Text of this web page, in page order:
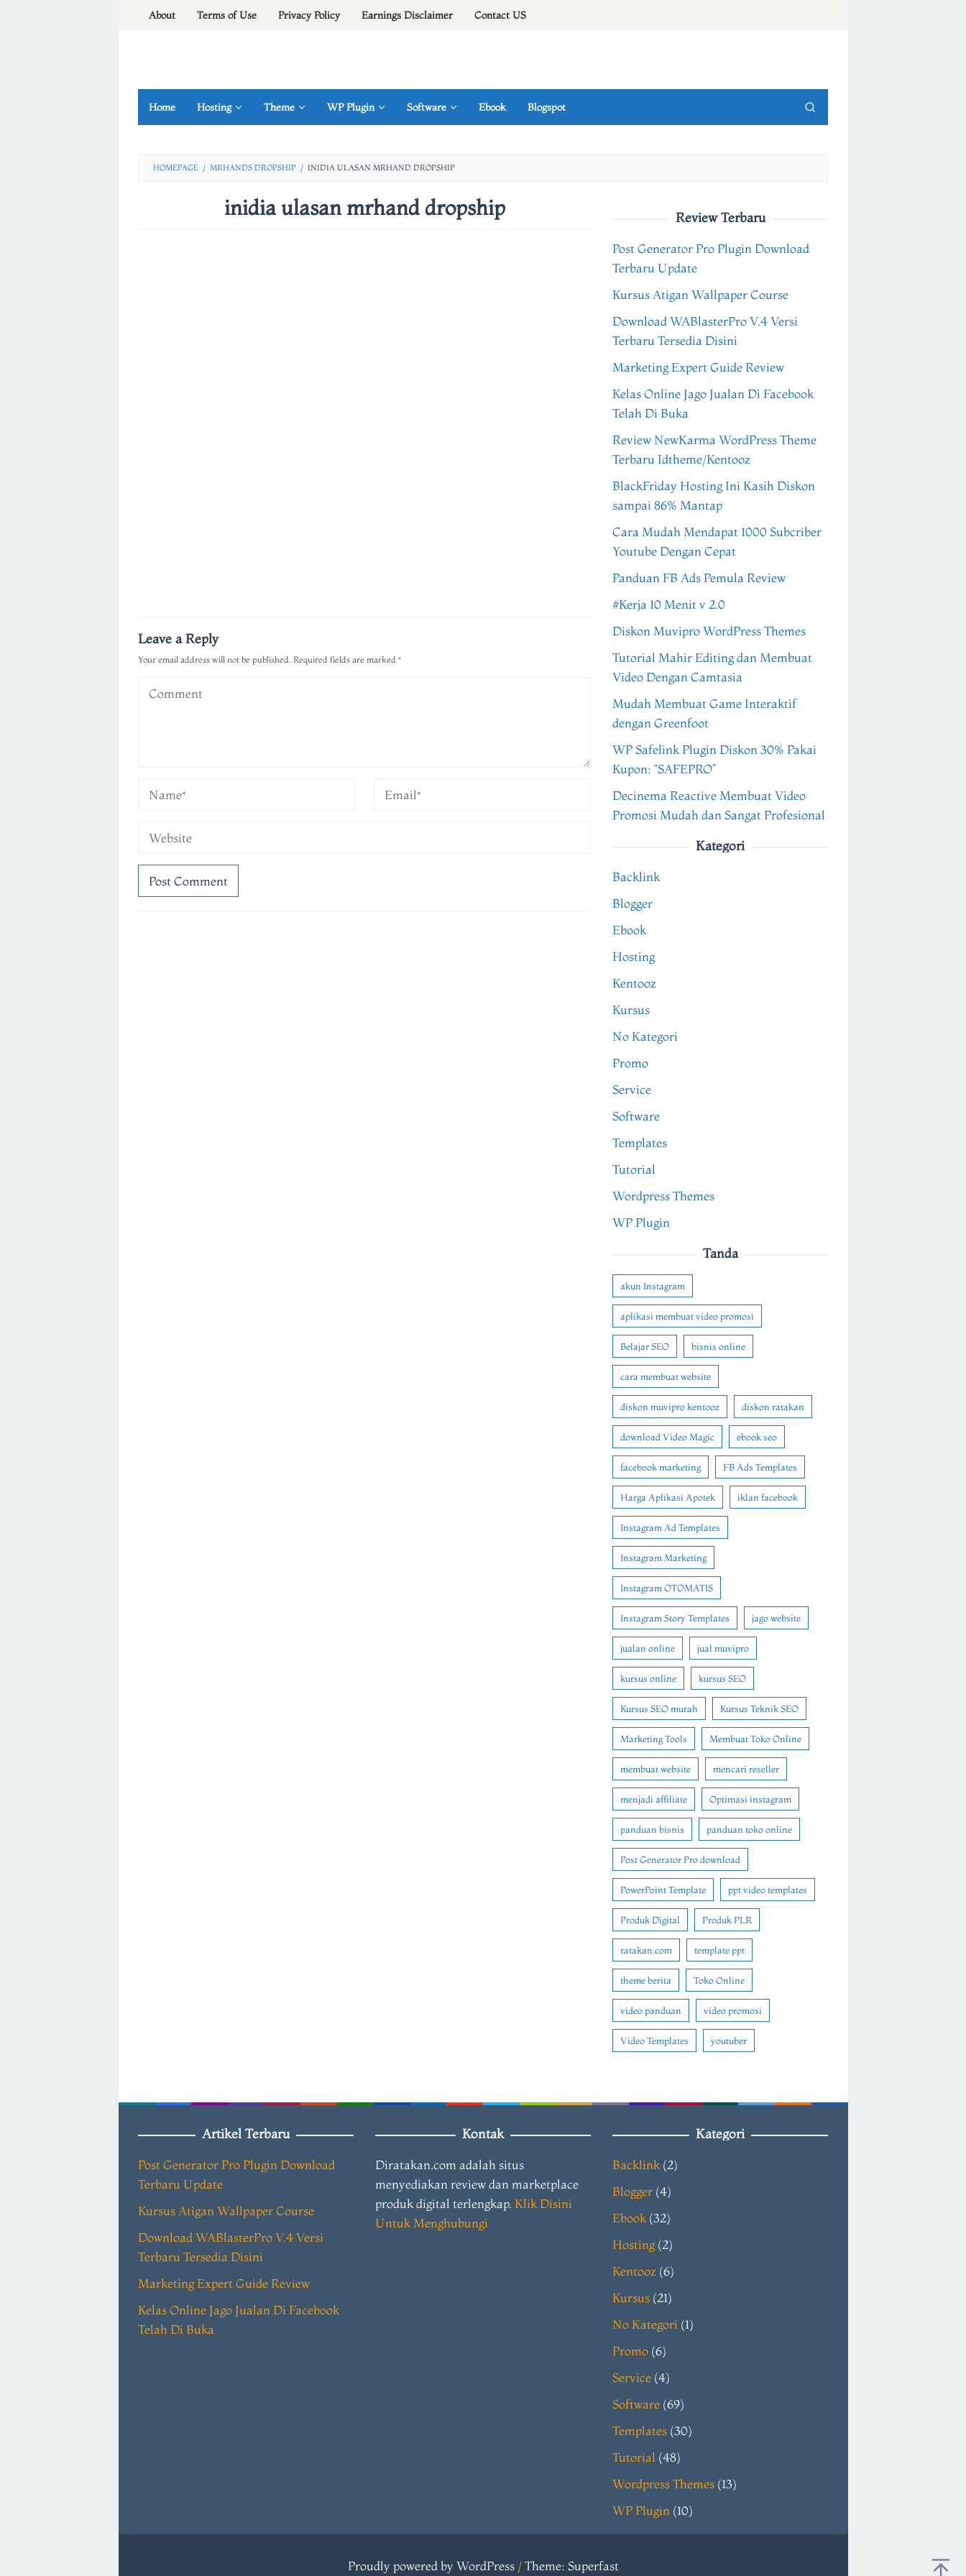
About Terms of Use Privacy Policy Earnings Disclaimer Contact US
Home Hosting Theme WP Plugin Software Ebook Blogspot
HOMEPAGE / MRHANDS DROPSHIP / INIDIA ULASAN MRHAND DROPSHIP
inidia ulasan mrhand dropship
Leave a Reply
Your email address will not be published. Required fields are marked *
Review Terbaru
Post Generator Pro Plugin Download
Terbaru Update
Kursus Atigan Wallpaper Course
Download WABlasterPro V.4 Versi
Terbaru Tersedia Disini
Marketing Expert Guide Review
Kelas Online Jago Jualan Di Facebook
Telah Di Buka
Review NewKarma WordPress Theme
Terbaru Idtheme/Kentooz
BlackFriday Hosting Ini Kasih Diskon
sampai 86% Mantap
Cara Mudah Mendapat 1000 Subcriber
Youtube Dengan Cepat
Panduan FB Ads Pemula Review
#Kerja 10 Menit v 2.0
Diskon Muvipro WordPress Themes
Tutorial Mahir Editing dan Membuat
Video Dengan Camtasia
Mudah Membuat Game Interaktif
dengan Greenfoot
WP Safelink Plugin Diskon 30% Pakai
Kupon: “SAFEPRO”
Decinema Reactive Membuat Video
Promosi Mudah dan Sangat Profesional
Kategori
Backlink
Blogger
Ebook
Hosting
Kentooz
Kursus
No Kategori
Promo
Service
Software
Templates
Tutorial
Wordpress Themes
WP Plugin
Tanda
akun Instagram
aplikasi membuat video promosi
Belajar SEO bisnis online
cara membuat website
diskon muvipro kentooz diskon ratakan
download Video Magic ebook seo
facebook marketing FB Ads Templates
Harga Aplikasi Apotek iklan facebook
Instagram Ad Templates
Instagram Marketing
Instagram OTOMATIS
Instagram Story Templates jago website
jualan online jual muvipro
kursus online kursus SEO
Kursus SEO murah Kursus Teknik SEO
Marketing Tools Membuat Toko Online
membuat website mencari reseller
menjadi affiliate Optimasi instagram
panduan bisnis panduan toko online
Post Generator Pro download
PowerPoint Template ppt video templates
Produk Digital Produk PLR
ratakan.com template ppt
theme berita Toko Online
video panduan video promosi
Video Templates youtuber
Artikel Terbaru
Post Generator Pro Plugin Download
Terbaru Update
Kursus Atigan Wallpaper Course
Download WABlasterPro V.4 Versi
Terbaru Tersedia Disini
Marketing Expert Guide Review
Kelas Online Jago Jualan Di Facebook
Telah Di Buka
Kontak
Diratakan.com adalah situs
menyediakan review dan marketplace
produk digital terlengkap. Klik Disini
Untuk Menghubungi
Kategori
Backlink (2)
Blogger (4)
Ebook (32)
Hosting(2)
Kentooz (6)
Kursus (21)
No Kategori (1)
Promo (6)
Service (4)
Software (69)
Templates (30)
Tutorial (48)
Wordpress Themes (13)
WP Plugin (10)
Proudly powered by WordPress /Theme: Superfast